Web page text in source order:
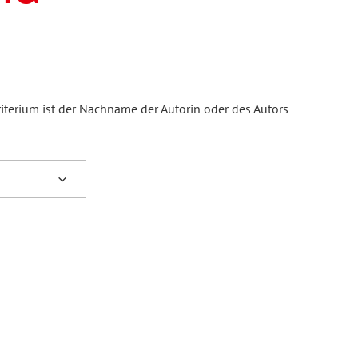
ist der Nachname der Autorin oder des Autors